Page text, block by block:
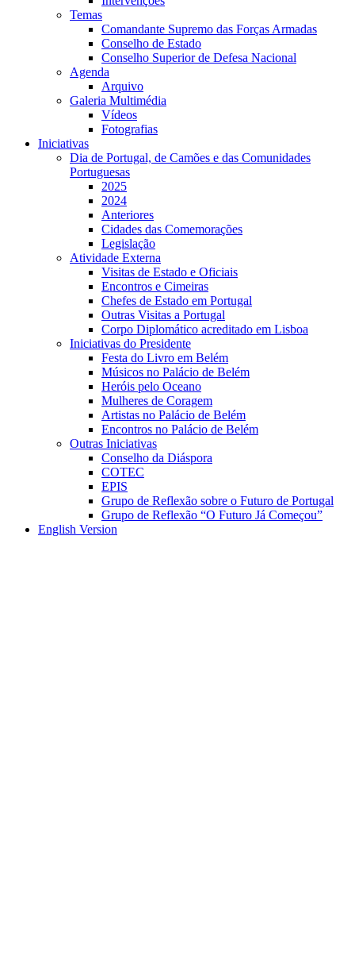
Temas
Comandante Supremo das Forças Armadas
Conselho de Estado
Conselho Superior de Defesa Nacional
Agenda
Arquivo
Galeria Multimédia
Vídeos
Fotografias
Iniciativas
Dia de Portugal, de Camões e das Comunidades
Portuguesas
2025
2024
Anteriores
Cidades das Comemorações
Legislação
Atividade Externa
Visitas de Estado e Oficiais
Encontros e Cimeiras
Chefes de Estado em Portugal
Outras Visitas a Portugal
Corpo Diplomático acreditado em Lisboa
Iniciativas do Presidente
Festa do Livro em Belém
Músicos no Palácio de Belém
Heróis pelo Oceano
Mulheres de Coragem
Artistas no Palácio de Belém
Encontros no Palácio de Belém
Outras Iniciativas
Conselho da Diáspora
COTEC
EPIS
Grupo de Reflexão sobre o Futuro de Portugal
Grupo de Reflexão “O Futuro Já Começou”
English Version